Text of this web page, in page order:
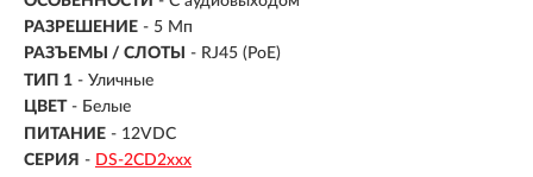
РАЗРЕШЕНИЕ - 5 Мп
РАЗЪЕМЫ / СЛОТЫ
- RJ45 (PoE)
ТИП 1 - Уличные
ЦВЕТ - Белые
ПИТАНИЕ - 12VDC
СЕРИЯ - DS-2CD2xxx